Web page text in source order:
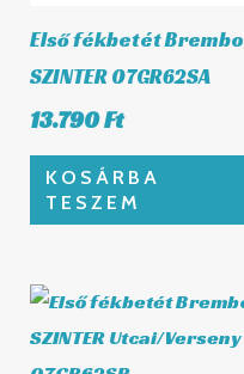
Első fékbetét Brembo
SZINTER 07GR62SA
13.790Ft
KOSÁRBA
TESZEM